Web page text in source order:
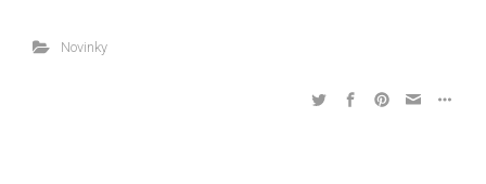
Novinky